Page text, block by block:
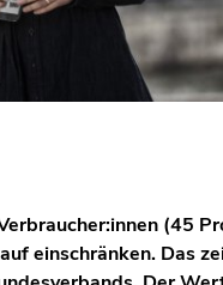
(45
einschränken. Das